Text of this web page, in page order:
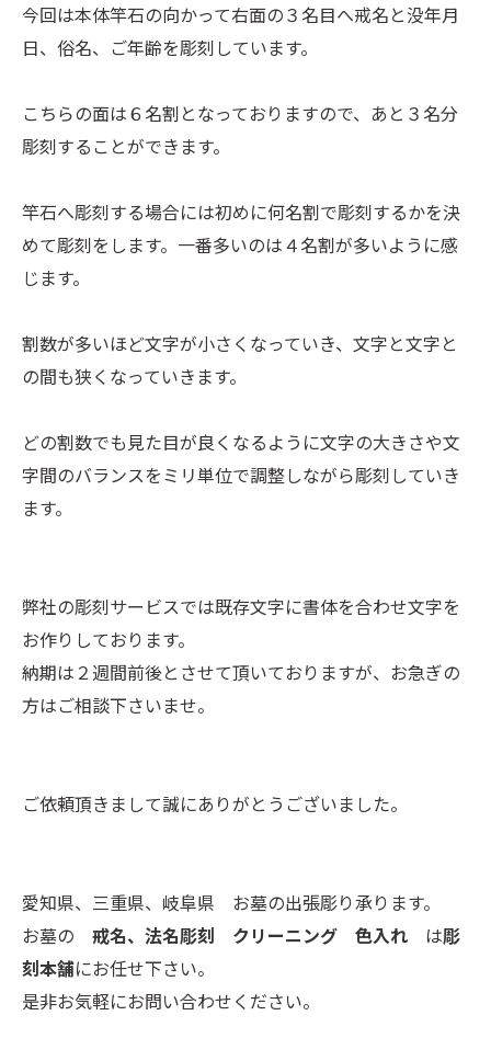
今回は本体竿石の向かって右面の３名目へ戒名と没年月
日、俗名、ご年齢を彫刻しています。
こちらの面は６名割となっておりますので、あと３名分
彫刻することができます。
竿石へ彫刻する場合には初めに何名割で彫刻するかを決
めて彫刻をします。一番多いのは４名割が多いように感
じます。
割数が多いほど文字が小さくなっていき、文字と文字と
の間も狭くなっていきます。
どの割数でも見た目が良くなるように文字の大きさや文
字間のバランスをミリ単位で調整しながら彫刻していき
ます。
弊社の彫刻サービスでは既存文字に書体を合わせ文字を
お作りしております。
納期は２週間前後とさせて頂いておりますが、お急ぎの
方はご相談下さいませ。
ご依頼頂きまして誠にありがとうございました。
愛知県、三重県、岐阜県 お墓の出張彫り承ります。
お墓の 戒名、法名彫刻 クリーニング 色入れ は彫
刻本舗にお任せ下さい。
是非お気軽にお問い合わせください。